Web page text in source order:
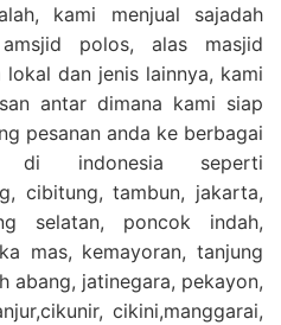
kami menjual sajadah
polos, alas masjid
dan jenis lainnya, kami
antar dimana kami siap
pesanan anda ke berbagai
indonesia seperti
cibitung, tambun, jakarta,
selatan, poncok indah,
mas, kemayoran, tanjung
abang, jatinegara, pekayon,
cikini,manggarai,